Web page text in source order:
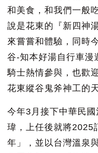
和美食，和我們一般
說是花東的『新四神
來嘗嘗和體驗，同時
谷-知本好湯自行車漫
騎士熱情參與，也歡
花東縱谷鬼斧神工的
今年3月接下中華民
瑋，上任後就將2025
年」，並以台灣溫泉